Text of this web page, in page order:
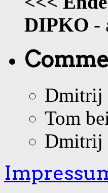
DIPKO -
Dmitrij
Tom
Dmitrij